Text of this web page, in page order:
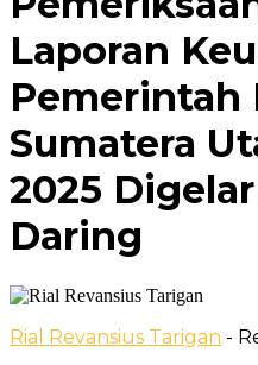
Laporan
Pemerintah
Sumatera
2025
Daring
Rial Revansius Tarigan -